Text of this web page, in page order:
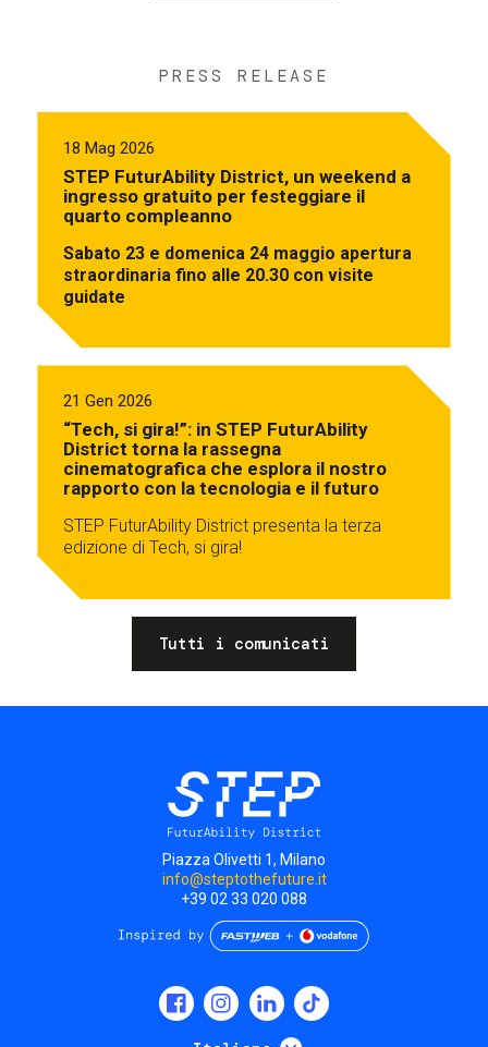
PRESS RELEASE
18 Mag 2026
STEP FuturAbility District, un weekend a
ingresso gratuito per festeggiare il
quarto compleanno
Sabato 23 e domenica 24 maggio apertura
straordinaria fino alle 20.30 con visite
guidate
21 Gen 2026
“Tech, si gira!”: in STEP FuturAbility
District torna la rassegna
cinematografica che esplora il nostro
rapporto con la tecnologia e il futuro
STEP FuturAbility District presenta la terza
edizione di Tech, si gira!
Tutti i comunicati
Piazza Olivetti 1, Milano
info@steptothefuture.it
+39 02 33 020 088
Mostra ulteriori